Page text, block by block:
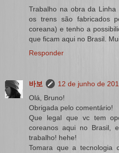
Trabalho na obra da Linha
os trens são fabricados
coreana) e tenho a
que ficam aqui no Brasil.
Responder
바보
12 de junho de
Olá, Bruno!
Obrigada pelo comentário!
Que legal que vc tem
coreanos aqui no Brasil,
trabalho! hehe!
Tomara que a tecnologia